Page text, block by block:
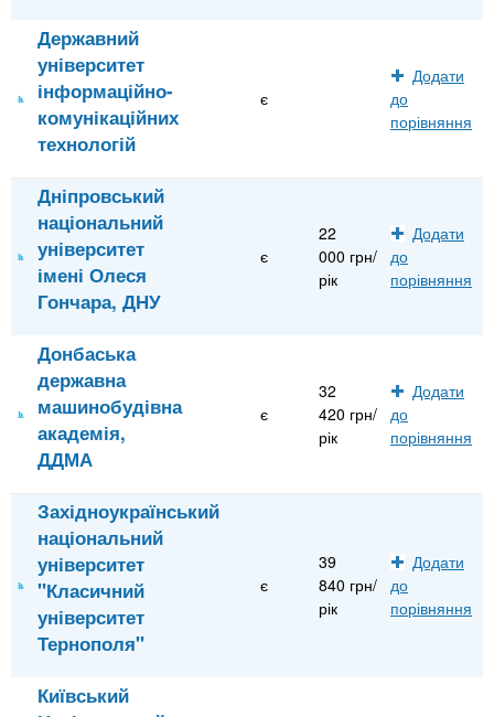
Державний
університет
інформаційно-
комунікаційних
технологій
є
Додати
до
порівняння
Дніпровський
національний
університет
імені Олеся
Гончара, ДНУ
є
22
000 грн/
рік
Додати
до
порівняння
Донбаська
державна
машинобудівна
академія,
ДДМА
є
32
420 грн/
рік
Додати
до
порівняння
Західноукраїнський
національний
університет
"Класичний
університет
Тернополя"
є
39
840 грн/
рік
Додати
до
порівняння
Київський